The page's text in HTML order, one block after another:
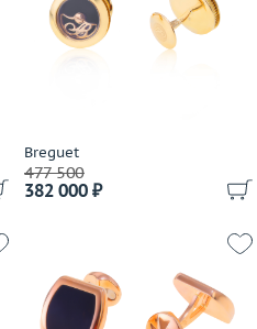
Breguet
477 500
382 000 ₽